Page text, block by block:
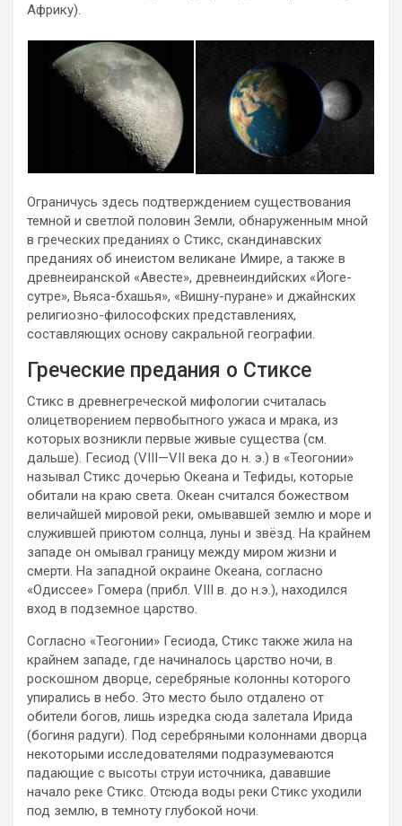
Африку).
Ограничусь здесь подтверждением существования
темной и светлой половин Земли, обнаруженным мной
в греческих преданиях о Стикс, скандинавских
преданиях об инеистом великане Имире, а также в
древнеиранской «Авесте», древнеиндийских «Йоге-
сутре», Вьяса-бхашья», «Вишну-пуране» и джайнских
религиозно-философских представлениях,
составляющих основу сакральной географии.
Греческие предания о Стиксе
Стикс в древнегреческой мифологии считалась
олицетворением первобытного ужаса и мрака, из
которых возникли первые живые существа (см.
дальше). Гесиод (VIII—VII века до н. э.) в «Теогонии»
называл Стикс дочерью Океана и Тефиды, которые
обитали на краю света. Океан считался божеством
величайшей мировой реки, омывавшей землю и море и
служившей приютом солнца, луны и звёзд. На крайнем
западе он омывал границу между миром жизни и
смерти. На западной окраине Океана, согласно
«Одиссее» Гомера (прибл. VIII в. до н.э.), находился
вход в подземное царство.
Согласно «Теогонии» Гесиода, Стикс также жила на
крайнем западе, где начиналось царство ночи, в
роскошном дворце, серебряные колонны которого
упирались в небо. Это место было отдалено от
обители богов, лишь изредка сюда залетала Ирида
(богиня радуги). Под серебряными колоннами дворца
некоторыми исследователями подразумеваются
падающие с высоты струи источника, дававшие
начало реке Стикс. Отсюда воды реки Стикс уходили
под землю, в темноту глубокой ночи.